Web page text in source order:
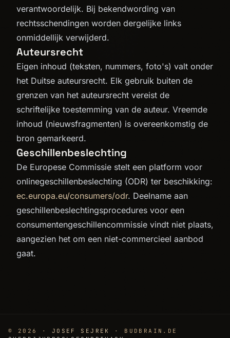
verantwoordelijk. Bij bekendwording van
rechtsschendingen worden dergelijke links
onmiddellijk verwijderd.
Auteursrecht
Eigen inhoud (teksten, nummers, foto's) valt onder
het Duitse auteursrecht. Elk gebruik buiten de
grenzen van het auteursrecht vereist de
schriftelijke toestemming van de auteur. Vreemde
inhoud (nieuwsfragmenten) is overeenkomstig de
bron gemarkeerd.
Geschillenbeslechting
De Europese Commissie stelt een platform voor
onlinegeschillenbeslechting (ODR) ter beschikking:
ec.europa.eu/consumers/odr. Deelname aan
geschillenbeslechtingsprocedures voor een
consumentengeschillencommissie vindt niet plaats,
aangezien het om een niet-commercieel aanbod
gaat.
© 2026 · JOSEF SEJREK
· BUDBRAIN.DE